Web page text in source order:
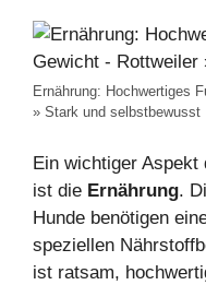
Ernährung: Hochwertiges
» Stark und selbstbewusst
Ein wichtiger Aspekt
ist die Ernährung.
Hunde benötigen
speziellen
ist ratsam,